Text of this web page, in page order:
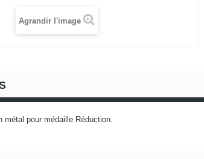
Agrandir l'image
métal pour médaille Réduction.